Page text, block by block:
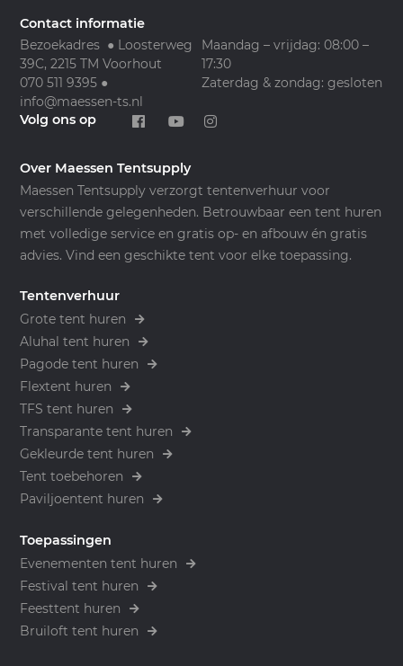
Contact informatie
Bezoekadres ● Loosterweg
39C, 2215 TM Voorhout
070 511 9395 ●
info@maessen-ts.nl
Maandag – vrijdag: 08:00 –
17:30
Zaterdag & zondag: gesloten
Volg ons op
Over Maessen Tentsupply
Maessen Tentsupply verzorgt tentenverhuur voor
verschillende gelegenheden. Betrouwbaar een tent huren
met volledige service en gratis op- en afbouw én gratis
advies. Vind een geschikte tent voor elke toepassing.
Tentenverhuur
Grote tent huren
Aluhal tent huren
Pagode tent huren
Flextent huren
TFS tent huren
Transparante tent huren
Gekleurde tent huren
Tent toebehoren
Paviljoentent huren
Toepassingen
Evenementen tent huren
Festival tent huren
Feesttent huren
Bruiloft tent huren